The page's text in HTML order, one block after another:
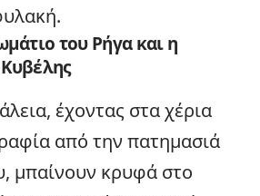
του Ρήγα και η
έχοντας στα χέρια
από την πατημασιά
μπαίνουν κρυφά στο